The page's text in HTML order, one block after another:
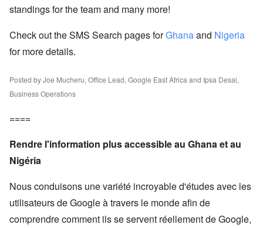
standings for the team and many more!
Check out the SMS Search pages forGhanaand Nigeria
for more details.
Posted by Joe Mucheru, Office Lead, Google East Africa and Ipsa Desai,
Business Operations
====
Rendre l'information plus accessible au Ghana et au
Nigéria
Nous conduisons une variété incroyable d'études avec les
utilisateurs de Google à travers le monde afin de
comprendre comment ils se servent réellement de Google,